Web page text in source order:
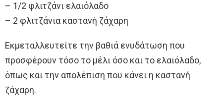
– 1/2 φλιτζάνι ελαιόλαδο
– 2 φλιτζάνια καστανή ζάχαρη
Εκμεταλλευτείτε την βαθιά ενυδάτωση που
προσφέρουν τόσο το μέλι όσο και το ελαιόλαδο,
όπως και την απολέπιση που κάνει η καστανή
ζάχαρη.